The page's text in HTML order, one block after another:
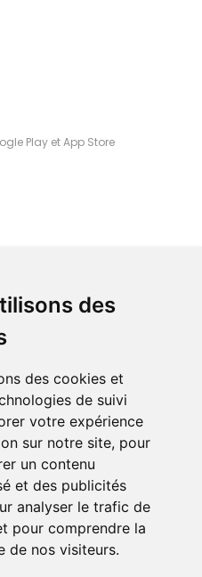
des
des cookies et
de suivi
votre expérience
sur notre site, pour
un contenu
et des publicités
analyser le trafic de
pour comprendre la
de nos visiteurs.
Play et App Store
votre commande à Amiens
ou recevez-là rapidement
sociaux
d’Amiens vous souhaitent de
pharmaceutiques,
beauté et